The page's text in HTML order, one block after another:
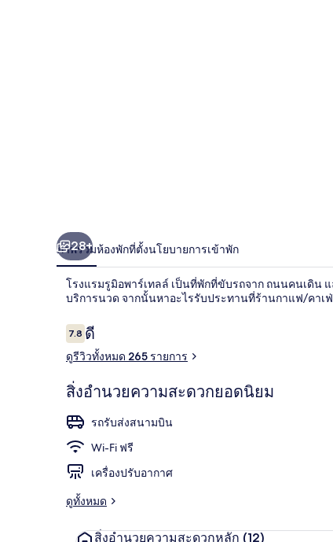
ตู้นิรภัย
28+
ภาพรวมห้องพักที่ตั้งนโยบายการเข้าพัก
โรงแรมรูมิอพาร์เทลล์ เป็นที่พักที่ขับรถจาก ถนนคนเดิน
บริการนวด จากนั้นหาอะไรรับประทานที่ร้านกาแฟ/คาเ
รีวิว
7.87.8 จาก 10
ดี
ดูรีวิวทั้งหมด 265 รายการ
สิ่งอำนวยความสะดวกยอดนิยม
รถรับส่งสนามบิน
Wi-Fi ฟรี
เครื่องปรับอากาศ
ดูทั้งหมด
สิ่งอำนวยความสะดวกหลัก (12)